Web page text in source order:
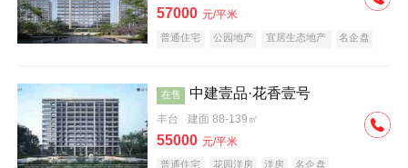
57000 元/平米
普通住宅 公园地产 宜居生态地产 名企盘
在售 中建壹品·花香壹号
丰台 建面 88-139㎡
55000 元/平米
普通住宅 花园洋房 洋房 名企盘